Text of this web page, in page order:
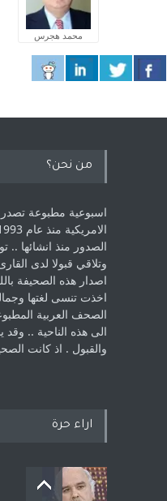
محمد هجرس
من نحن؟
اسبوعية مطبوعة تصدر
الصدور منذ انشائها
‏وتلاقي قبولا لدى
اصدار هذه الصحيفة
اخذت ‏تنسى لغتها
الصحف العربية
الى هذه الناحية .. وقد
والقبول . اذ كانت
اراء حرة